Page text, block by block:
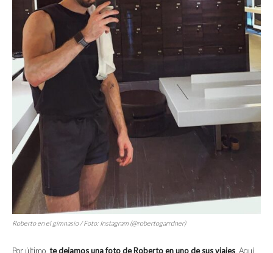
Roberto en el gimnasio / Foto: Instagram (@robertogarrdner)
Por último, te dejamos una foto de Roberto en uno de sus viajes. Aquí